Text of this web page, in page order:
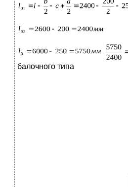
балочного типа